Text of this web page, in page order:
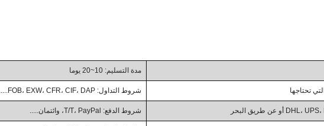
مدة التسليم: 10~20 يوما
شروط التداول: FOB، EXW، CFR، CIF، DAP.....
شروط الدفع: T/T، PayPal، وائتمان.....